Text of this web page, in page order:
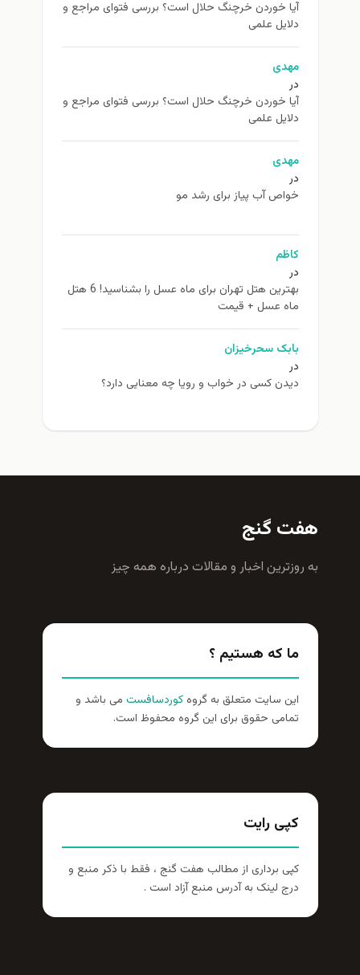
آیا خوردن خرچنگ حلال است؟ بررسی فتوای مراجع و
دلایل علمی
مهدی
در
آیا خوردن خرچنگ حلال است؟ بررسی فتوای مراجع و
دلایل علمی
مهدی
در
خواص آب پیاز برای رشد مو
کاظم
در
بهترین هتل تهران برای ماه عسل را بشناسید! 6 هتل
ماه عسل + قیمت
بابک سحرخیزان
در
دیدن کسی در خواب و رویا چه معنایی دارد؟
هفت گنج
به روزترين اخبار و مقالات درباره همه چيز
ما که هستیم ؟
این سایت متعلق به گروهکوردسافست می باشد و
تمامی حقوق برای این گروه محفوظ است.
کپی رایت
کپی برداری از مطالب هفت گنج ، فقط با ذکر منبع و
درج لینک به آدرس منبع آزاد است .